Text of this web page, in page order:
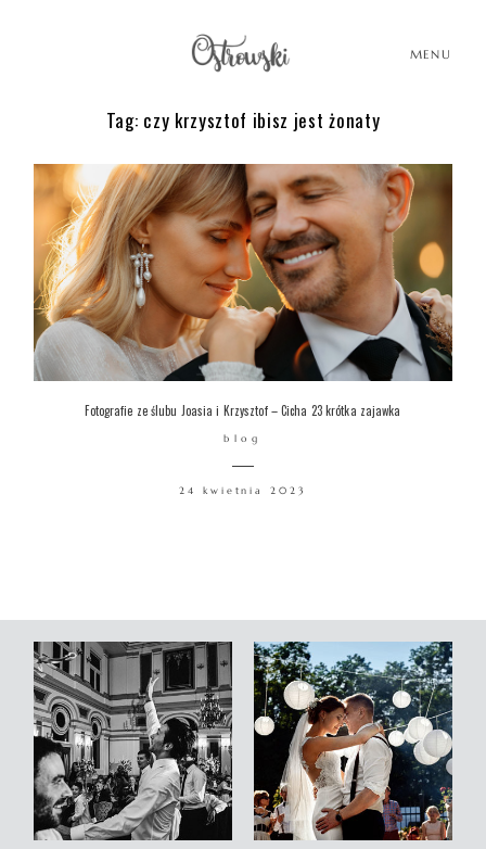
MENU
Tag: czy krzysztof ibisz jest żonaty
Fotografie ze ślubu Joasia i Krzysztof – Cicha 23 krótka zajawka
blog
24 kwietnia 2023
HISTORIE
PORTFOLIO
O MNIE
© COPYRIGHT ŁUKASZ OSTROWSKI